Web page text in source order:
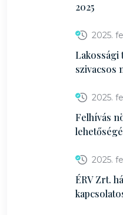
2025
2025.
Lakossági
szivacsos
2025.
Felhívás
2025.
ÉRV Zrt.